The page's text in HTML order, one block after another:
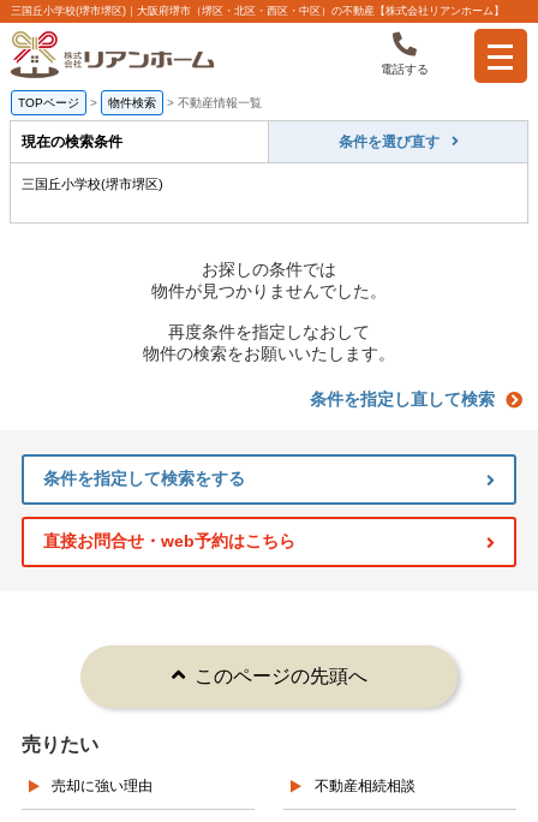
三国丘小学校(堺市堺区)｜大阪府堺市（堺区・北区・西区・中区）の不動産【株式会社リアンホーム】
電話する
TOPページ > 物件検索 > 不動産情報一覧
現在の検索条件 条件を選び直す
三国丘小学校(堺市堺区)
お探しの条件では
物件が見つかりませんでした。
再度条件を指定しなおして
物件の検索をお願いいたします。
条件を指定し直して検索
条件を指定して検索をする
直接お問合せ・web予約はこちら
このページの先頭へ
売りたい
売却に強い理由 不動産相続相談